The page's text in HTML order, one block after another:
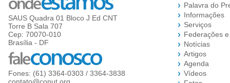
SAUS Quadra 01 Bloco J Ed CNT
Torre B Sala 707
Cep: 70070-010
Brasília - DF
Fones: (61) 3364-0303 / 3364-3838
Palavra do
Informações
Serviços
Federações
Notícias
Artigos
Agenda
Vídeos